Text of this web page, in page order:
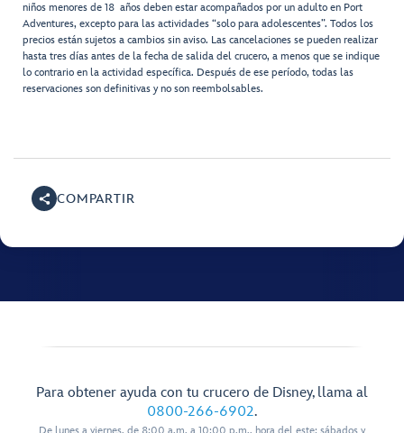
niños menores de 18 años deben estar acompañados por un adulto en Port
Adventures, excepto para las actividades “solo para adolescentes”. Todos los
precios están sujetos a cambios sin aviso. Las cancelaciones se pueden realizar
hasta tres días antes de la fecha de salida del crucero, a menos que se indique
lo contrario en la actividad específica. Después de ese período, todas las
reservaciones son definitivas y no son reembolsables.
COMPARTIR
Para obtener ayuda con tu crucero de Disney, llama al
0800-266-6902.